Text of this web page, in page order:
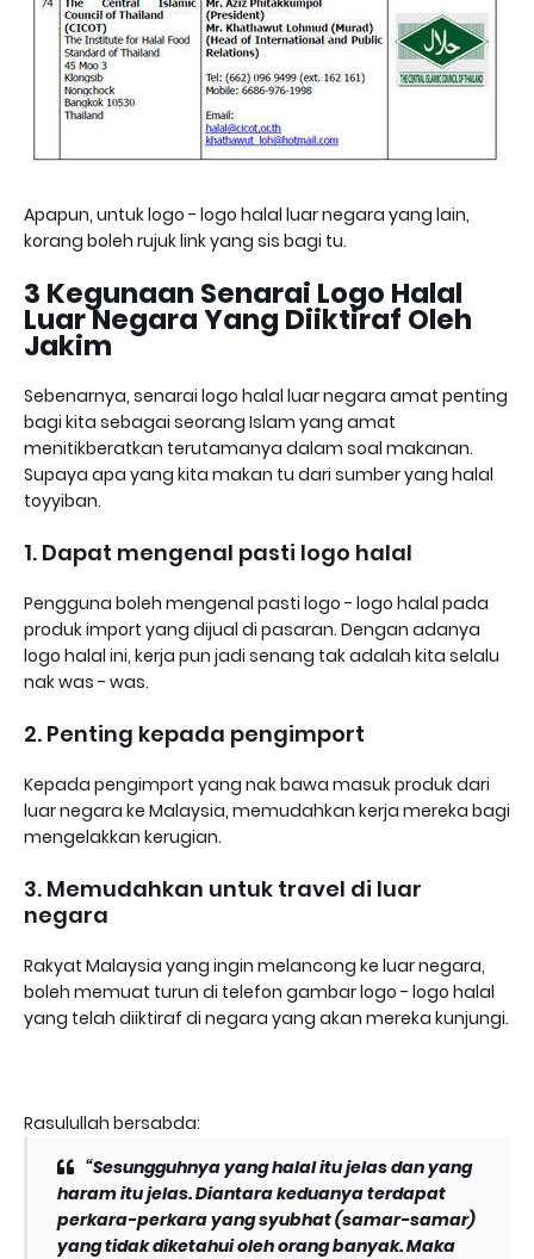
Apapun, untuk logo - logo halal luar negara yang lain,
korang boleh rujuk link yang sis bagi tu.
3 Kegunaan Senarai Logo Halal
Luar Negara Yang Diiktiraf Oleh
Jakim
Sebenarnya, senarai logo halal luar negara amat penting
bagi kita sebagai seorang Islam yang amat
menitikberatkan terutamanya dalam soal makanan.
Supaya apa yang kita makan tu dari sumber yang halal
toyyiban.
1. Dapat mengenal pasti logo halal
Pengguna boleh mengenal pasti logo - logo halal pada
produk import yang dijual di pasaran. Dengan adanya
logo halal ini, kerja pun jadi senang tak adalah kita selalu
nak was - was.
2. Penting kepada pengimport
Kepada pengimport yang nak bawa masuk produk dari
luar negara ke Malaysia, memudahkan kerja mereka bagi
mengelakkan kerugian.
3. Memudahkan untuk travel di luar
negara
Rakyat Malaysia yang ingin melancong ke luar negara,
boleh memuat turun di telefon gambar logo - logo halal
yang telah diiktiraf di negara yang akan mereka kunjungi.
Rasulullah bersabda:
“Sesungguhnya yang halal itu jelas dan yang
haram itu jelas. Diantara keduanya terdapat
perkara-perkara yang syubhat (samar-samar)
yang tidak diketahui oleh orang banyak. Maka